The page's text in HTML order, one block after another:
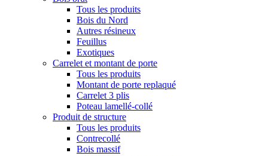
Tous les produits
Bois du Nord
Autres résineux
Feuillus
Exotiques
Carrelet et montant de porte
Tous les produits
Montant de porte replaqué
Carrelet 3 plis
Poteau lamellé-collé
Produit de structure
Tous les produits
Contrecollé
Bois massif